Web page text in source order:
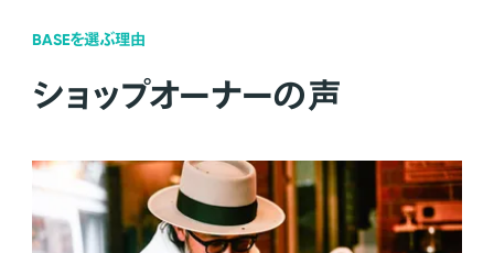
BASEを選ぶ理由
ショップオーナーの声